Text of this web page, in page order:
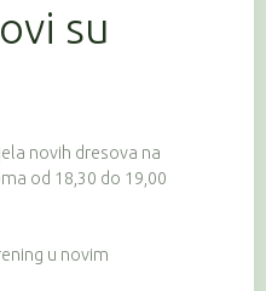
su
novih dresova na
od 18,30 do 19,00
u novim